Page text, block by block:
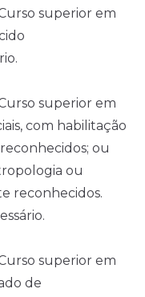
superior em
superior em
com habilitação
ou
ou
reconhecidos.
superior em
de